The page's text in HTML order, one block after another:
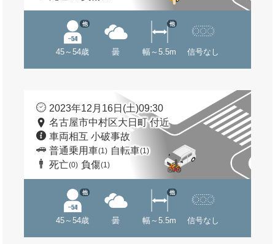
45～54歳
他
曇 幅～5.5m
他
信号なし
2023年12月16日(土)09:30
名古屋市中村区大日町 付近
車両相互 小破事故
普通乗用車(1) 自転車(1)
死亡(0) 負傷(1)
45～54歳
他
曇 幅～5.5m
他
信号なし